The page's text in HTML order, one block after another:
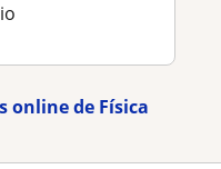
online de Física